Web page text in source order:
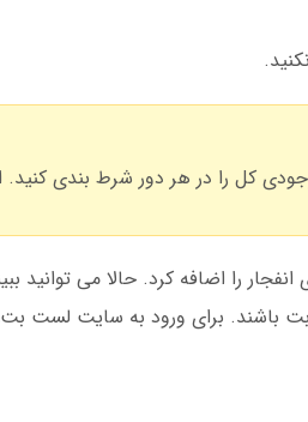
انفجار را اضافه کرد. حالا می
باشند. برای ورود به سایت لست